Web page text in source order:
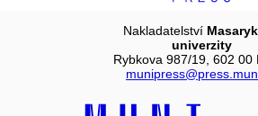
Nakladatelství
univerzity
Rybkova 987/19, 602 00